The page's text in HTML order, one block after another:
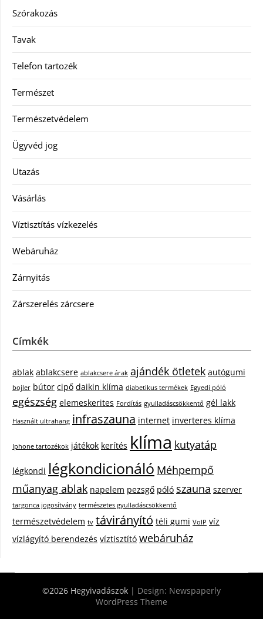
Szórakozás
Tavak
Telefon tartozék
Természet
Természetvédelem
Ügyvéd jog
Utazás
Vásárlás
Víztisztítás vízkezelés
Webáruház
Zárnyitás
Zárszerelés zárcsere
Címkék
ablak ablakcsere ablakcsere árak ajándék ötletek autógumi
bojler bútor cipő daikin klíma diabetikus termékek Egyedi póló
egészség elemeskerites Fordítás gyulladáscsökkentő gél lakk
Használt ultrahang infraszauna internet inverteres klíma
Iphone tartozékok játékok kerítés klíma kutyatáp
légkondi légkondicionáló Méhpempő
műanyag ablak napelem pezsgő póló szauna szerver
targonca jogosítvány természetes gyulladáscsökkentő
természetvédelem tv távirányító téli gumi VoIP víz
vízlágyító berendezés víztisztító webáruház
©2026 Hegyivadászok | Design: Newspaperly
WordPress Theme